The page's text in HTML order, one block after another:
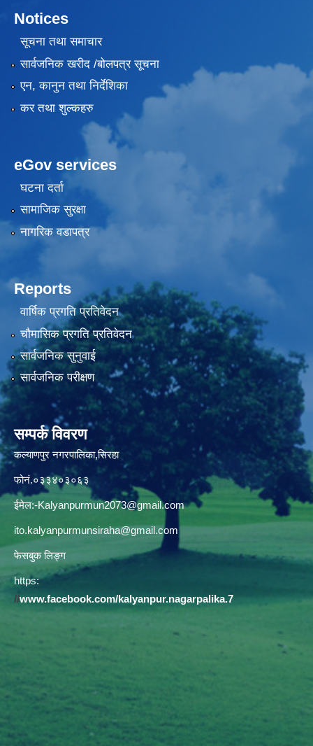
Notices
सूचना तथा समाचार
सार्वजनिक खरीद /बोलपत्र सूचना
एन, कानुन तथा निर्देशिका
कर तथा शुल्कहरु
eGov services
घटना दर्ता
सामाजिक सुरक्षा
नागरिक वडापत्र
Reports
वार्षिक प्रगति प्रतिवेदन
चौमासिक प्रगति प्रतिवेदन
सार्वजनिक सुनुवाई
सार्वजनिक परीक्षण
सम्पर्क विवरण
कल्याणपुर नगरपालिका,सिरहा
फोनं.०३३४०३०६३
ईमेल:-Kalyanpurmun2073@gmail.com
ito.kalyanpurmunsiraha@gmail.com
फेसबुक लिङ्ग
https:
//www.facebook.com/kalyanpur.nagarpalika.7